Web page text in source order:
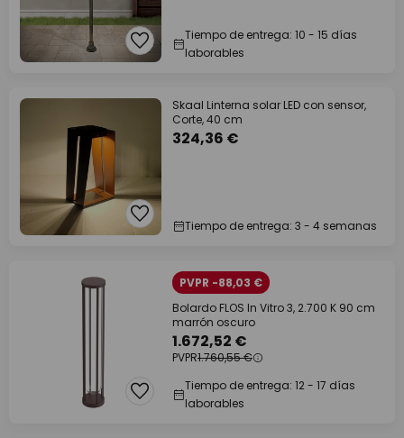
Tiempo de entrega: 10 - 15 días
laborables
Skaal Linterna solar LED con sensor,
Corte, 40 cm
324,36 €
Tiempo de entrega: 3 - 4 semanas
PVPR -88,03 €
Bolardo FLOS In Vitro 3, 2.700 K 90 cm
marrón oscuro
1.672,52 €
PVPR1.760,55 €
Tiempo de entrega: 12 - 17 días
laborables